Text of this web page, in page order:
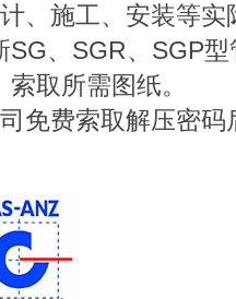
、施工、安装等
SG、SGR、SGP
取所需图纸。
免费索取解压密